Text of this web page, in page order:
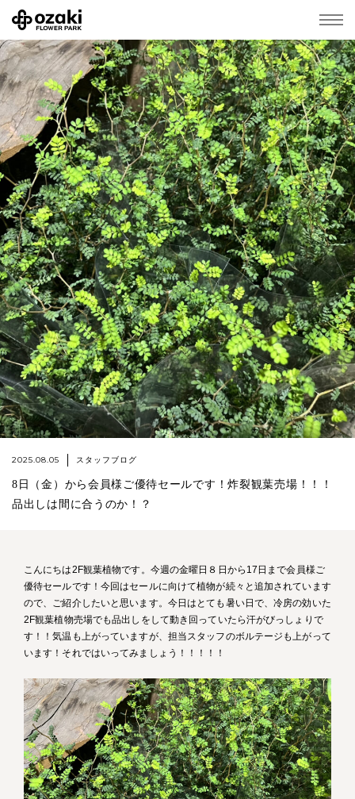
2025.08.05 スタッフブログ
8日（金）から会員様ご優待セールです！炸裂観葉売場！！！
品出しは間に合うのか！？
こんにちは2F観葉植物です。今週の金曜日８日から17日まで会員様ご
優待セールです！今回はセールに向けて植物が続々と追加されています
ので、ご紹介したいと思います。今日はとても暑い日で、冷房の効いた
2F観葉植物売場でも品出しをして動き回っていたら汗がびっしょりで
す！！気温も上がっていますが、担当スタッフのボルテージも上がって
います！それではいってみましょう！！！！！